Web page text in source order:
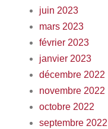
juin 2023
mars 2023
février 2023
janvier 2023
décembre 2022
novembre 2022
octobre 2022
septembre 2022